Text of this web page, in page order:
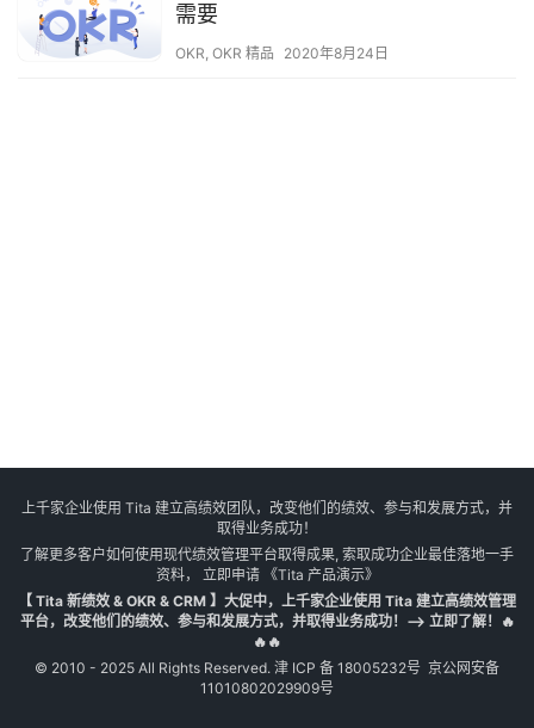
需要
OKR, OKR 精品 2020年8月24日
上千家企业使用 Tita 建立高绩效团队，改变他们的绩效、参与和发展方式，并
取得业务成功！
了解更多客户如何使用现代绩效管理平台取得成果, 索取成功企业最佳落地一手
资料， 立即申请《Tita 产品演示》
【 Tita 新绩效 & OKR & CRM 】大促中，上千家企业使用 Tita 建立高绩效管理
平台，改变他们的绩效、参与和发展方式，并取得业务成功！--> 立即了解！🔥
🔥🔥
© 2010 - 2025 All Rights Reserved. 津 ICP 备 18005232号 京公网安备
11010802029909号